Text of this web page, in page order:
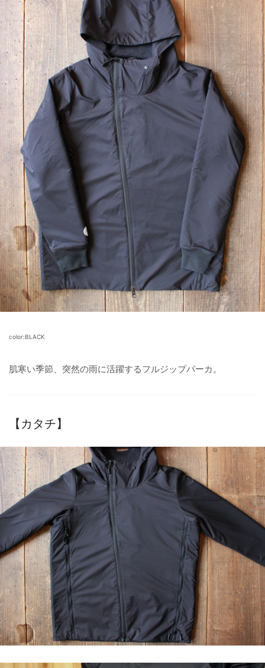
color:BLACK
肌寒い季節、突然の雨に活躍するフルジップパーカ。
【カタチ】